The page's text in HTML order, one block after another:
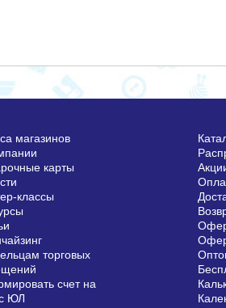
магазинов
карты
классы
торговых
счет на
ЮЛ